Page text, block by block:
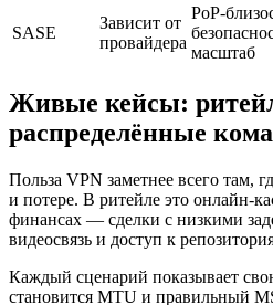
SASE
Зависит от
провайдера
PoP-
масштаб
Живые кейсы:
распределённые
Польза VPN заметнее всего там,
и потере. В ритейле это онлайн-
финансах — сделки с низкими
видеосвязь и доступ к
Каждый сценарий показывает
становится MTU и правильный